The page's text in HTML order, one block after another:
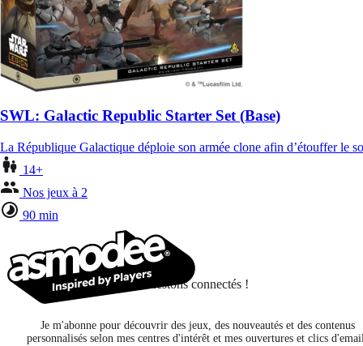
SWL: Galactic Republic Starter Set (Base)
La République Galactique déploie son armée clone afin d’étouffer le
14+
Nos jeux à 2
90 min
Restons connectés !
Je m'abonne pour découvrir des jeux, des nouveautés et des contenus
personnalisés selon mes centres d'intérêt et mes ouvertures et clics